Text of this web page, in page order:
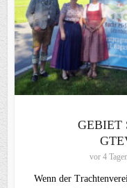
GEBIET
vor 4
Wenn der